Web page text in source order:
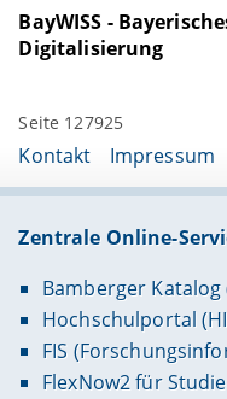
BayWISS -
Digitalisierung
Seite 127925
Kontakt Impressum
Zentrale Online-
Bamberger
Hochschulportal
FIS
FlexNow2 für